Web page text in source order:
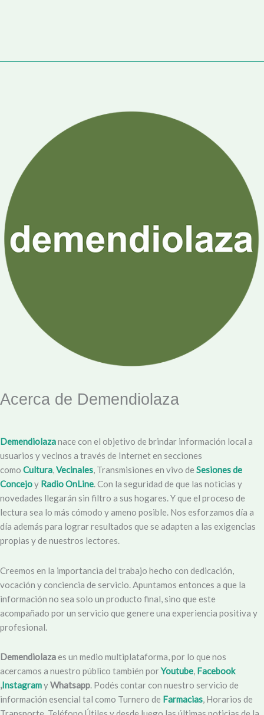
Acerca de Demendiolaza
Demendiolazanace con el objetivo de brindar información local a
usuarios y vecinos a través de Internet en secciones
como Cultura,Vecinales, Transmisiones en vivo de Sesiones de
Concejoy Radio OnLine. Con la seguridad de que las noticias y
novedades llegarán sin filtro a sus hogares. Y que el proceso de
lectura sea lo más cómodo y ameno posible. Nos esforzamos día a
día además para lograr resultados que se adapten a las exigencias
propias y de nuestros lectores.
Creemos en la importancia del trabajo hecho con dedicación,
vocación y conciencia de servicio. Apuntamos entonces a que la
información no sea solo un producto final, sino que este
acompañado por un servicio que genere una experiencia positiva y
profesional.
Demendiolazaes un medio multiplataforma, por lo que nos
acercamos a nuestro público también porYoutube, Facebook
,InstagramyWhatsapp. Podés contar con nuestro servicio de
información esencial tal como Turnero de Farmacias, Horarios de